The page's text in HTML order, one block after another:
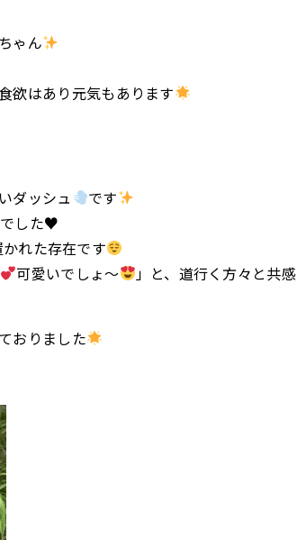
ゃん
欲はあり元気もあります
ダッシュ
です
した♥️
れた存在です
可愛いでしょ〜
」と、道行く方々と共感
おりました